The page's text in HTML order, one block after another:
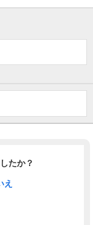
たか？
え